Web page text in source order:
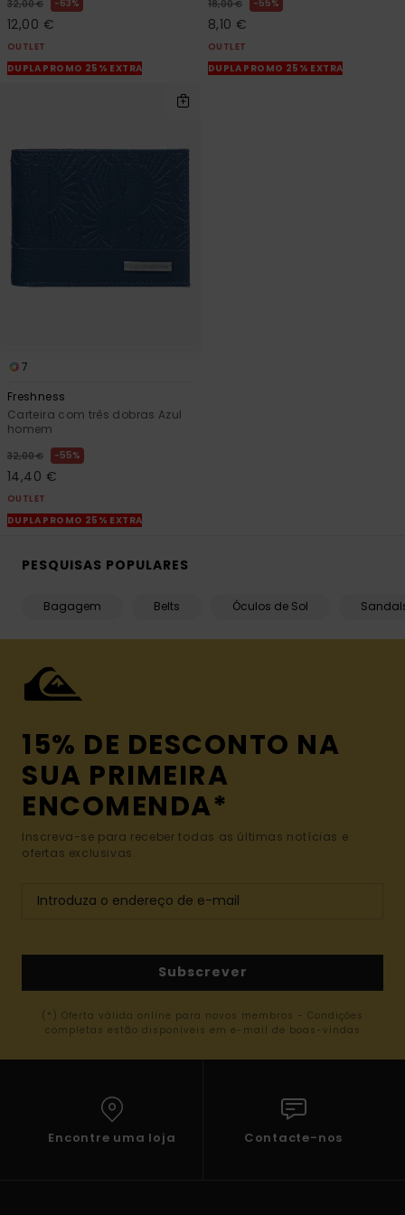
32,00 € 63%
12,00 €
OUTLET
DUPLA PROMO 25% EXTRA
18,00 € 55%
8,10 €
OUTLET
DUPLA PROMO 25% EXTRA
7
Freshness
Carteira com três dobras Azul
homem
32,00 € 55%
14,40 €
OUTLET
DUPLA PROMO 25% EXTRA
PESQUISAS POPULARES
Bagagem Belts Óculos de Sol
15% DE DESCONTO NA
SUA PRIMEIRA
ENCOMENDA*
Inscreva-se para receber todas as últimas notícias e
ofertas exclusivas.
Subscrever
(*) Oferta válida online para novos membros - Condições
completas estão disponíveis em e-mail de boas-vindas
Encontre uma loja Contacte-nos